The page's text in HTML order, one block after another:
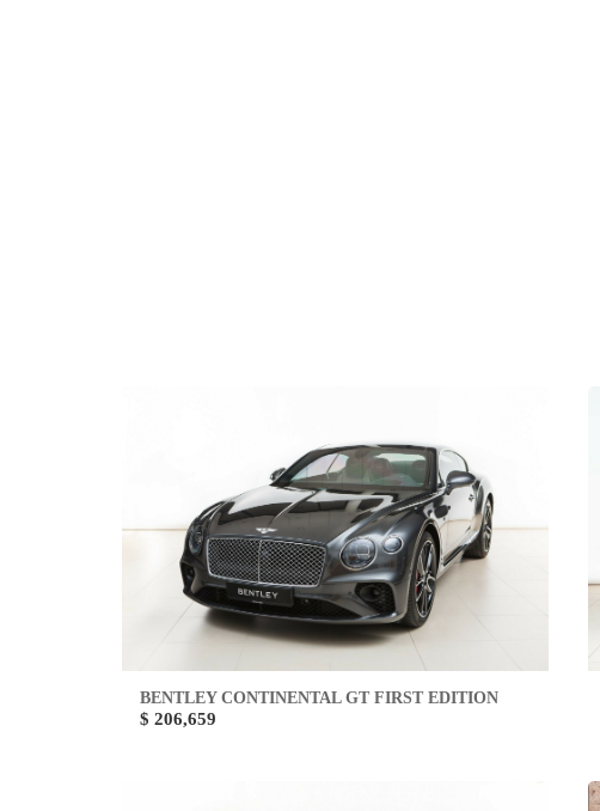
BENTLEY CONTINENTAL GT FIRST EDITION
$ 206,659